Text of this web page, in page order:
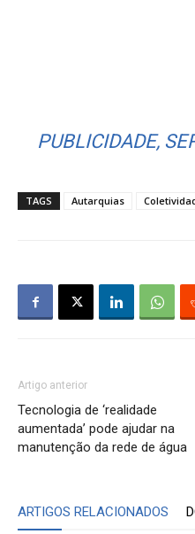
PUBLICIDADE,
TAGS Autarquias
Artigo anterior
Tecnologia de ‘realidade
aumentada’ pode ajudar na
manutenção da rede de água
ARTIGOS RELACIONADOS